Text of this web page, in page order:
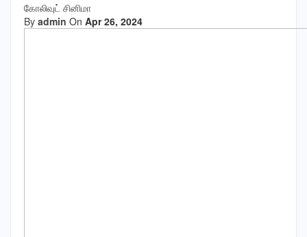
கோலிவுட் சினிமா
By admin On Apr 26, 2024